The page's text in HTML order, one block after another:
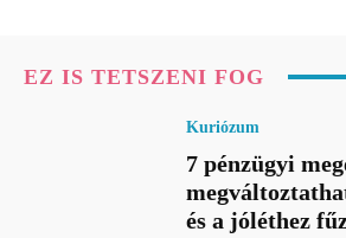
EZ IS TETSZENI FOG
Kuriózum
7 pénzügyi
és a jóléthez